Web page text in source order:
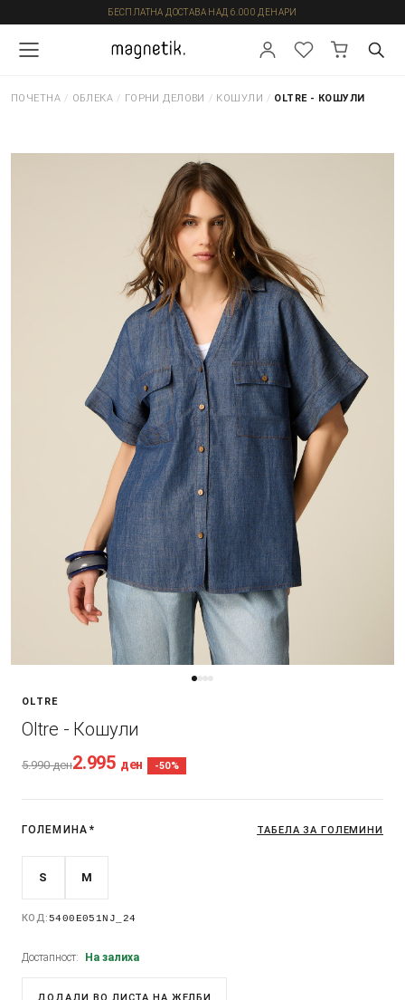
БЕСПЛАТНА ДОСТАВА НАД 6.000 ДЕНАРИ
ПОЧЕТНА / ОБЛЕКА / ГОРНИ ДЕЛОВИ / КОШУЛИ / OLTRE - КОШУЛИ
OLTRE
Oltre - Кошули
5.990ден2.995 ден -50%
ГОЛЕМИНА * ТАБЕЛА ЗА ГОЛЕМИНИ
S M
КОД:5400E051NJ_24
Достапност: На залиха
ДОДАДИ ВО ЛИСТА НА ЖЕЛБИ